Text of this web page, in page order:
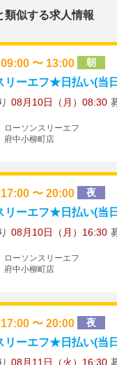
類似する求人情報
〜 13:00 朝
リーエフ★日払い(当
08月10日（月）08:30
ローソンスリーエフ
府中小柳町店
〜 20:00 夜
リーエフ★日払い(当
08月10日（月）16:30
ローソンスリーエフ
府中小柳町店
〜 20:00 夜
リーエフ★日払い(当
08月11日（火）16:30